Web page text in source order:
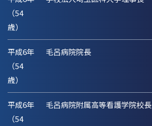
（54
歳）
平成6年
（54
歳）
毛呂病院院長
平成6年
（54
毛呂病院附属高等看護学院校長